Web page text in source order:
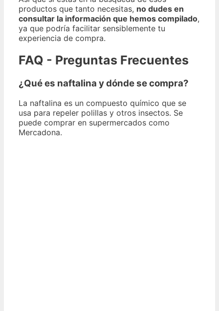
productos que tanto necesitas, no dudes en
consultar la información que hemos compilado,
ya que podría facilitar sensiblemente tu
experiencia de compra.
FAQ - Preguntas Frecuentes
¿Qué es naftalina y dónde se compra?
La naftalina es un compuesto químico que se
usa para repeler polillas y otros insectos. Se
puede comprar en supermercados como
Mercadona.